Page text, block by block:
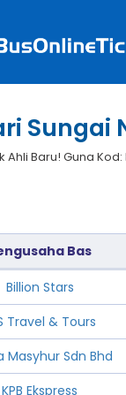
Sungai
Ahli Baru! Guna
Bas
Billion Stars
Travel & Tours
Masyhur Sdn Bhd
KPB Ekspress